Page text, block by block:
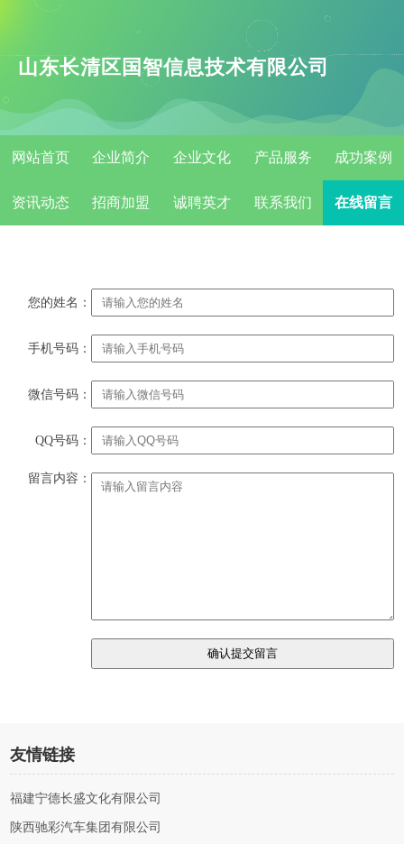
山东长清区国智信息技术有限公司
网站首页 企业简介 企业文化 产品服务 成功案例
资讯动态 招商加盟 诚聘英才 联系我们 在线留言
您的姓名：
手机号码：
微信号码：
QQ号码：
留言内容：
友情链接
福建宁德长盛文化有限公司
陕西驰彩汽车集团有限公司